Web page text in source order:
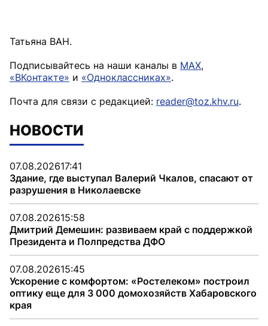
Татьяна ВАН.
Подписывайтесь на наши каналы в MAX,
«ВКонтакте» и «Одноклассниках».
Почта для связи с редакцией: reader@toz.khv.ru.
НОВОСТИ
07.08.202617:41
Здание, где выступал Валерий Чкалов, спасают от
разрушения в Николаевске
07.08.202615:58
Дмитрий Демешин: развиваем край с поддержкой
Президента и Полпредства ДФО
07.08.202615:45
Ускорение с комфортом: «Ростелеком» построил
оптику еще для 3 000 домохозяйств Хабаровского
края